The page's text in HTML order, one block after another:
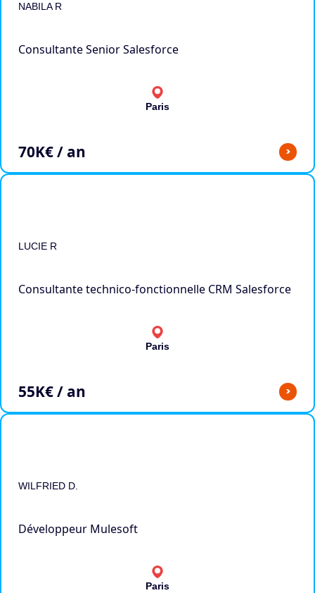
NABILA R
Consultante Senior Salesforce
Paris
70K€ / an >
LUCIE R
Consultante technico-fonctionnelle CRM Salesforce
Paris
55K€ / an >
WILFRIED D.
Développeur Mulesoft
Paris